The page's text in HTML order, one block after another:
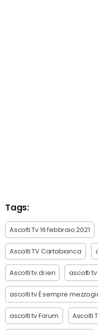
Tags:
Ascolti Tv 16 febbraio 2021
Ascolti TV Cartabianca
Ascolti tv di ieri ascolti
ascolti tv É sempre
ascolti tv Forum Ascolti